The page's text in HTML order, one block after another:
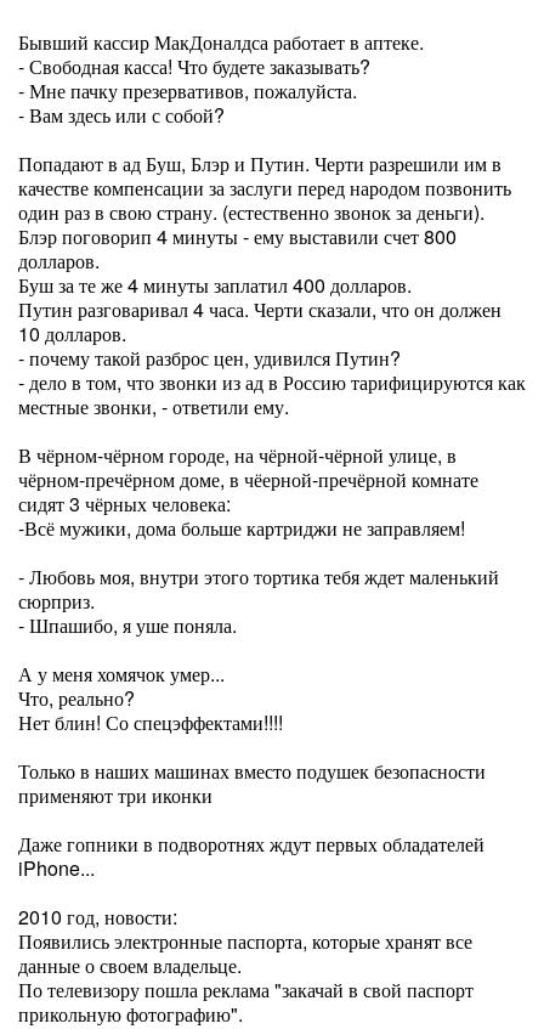
Бывший кассир МакДоналдса работает в аптеке.
- Свободная касса! Что будете заказывать?
- Мне пачку презервативов, пожалуйста.
- Вам здесь или с собой?
Попадают в ад Буш, Блэр и Путин. Черти разрешили им в
качестве компенсации за заслуги перед народом позвонить
один раз в свою страну. (естественно звонок за деньги).
Блэр поговорип 4 минуты - ему выставили счет 800
долларов.
Буш за те же 4 минуты заплатил 400 долларов.
Путин разговаривал 4 часа. Черти сказали, что он должен
10 долларов.
- почему такой разброс цен, удивился Путин?
- дело в том, что звонки из ад в Россию тарифицируются как
местные звонки, - ответили ему.
В чёрном-чёрном городе, на чёрной-чёрной улице, в
чёрном-пречёрном доме, в чёерной-пречёрной комнате
сидят 3 чёрных человека:
-Всё мужики, дома больше картриджи не заправляем!
- Любовь моя, внутри этого тортика тебя ждет маленький
сюрприз.
- Шпашибо, я уше поняла.
А у меня хомячок умер...
Что, реально?
Нет блин! Со спецэффектами!!!!
Только в наших машинах вместо подушек безопасности
применяют три иконки
Даже гопники в подворотнях ждут первых обладателей
iPhone...
2010 год, новости:
Появились электронные паспорта, которые хранят все
данные о своем владельце.
По телевизору пошла реклама "закачай в свой паспорт
прикольную фотографию".